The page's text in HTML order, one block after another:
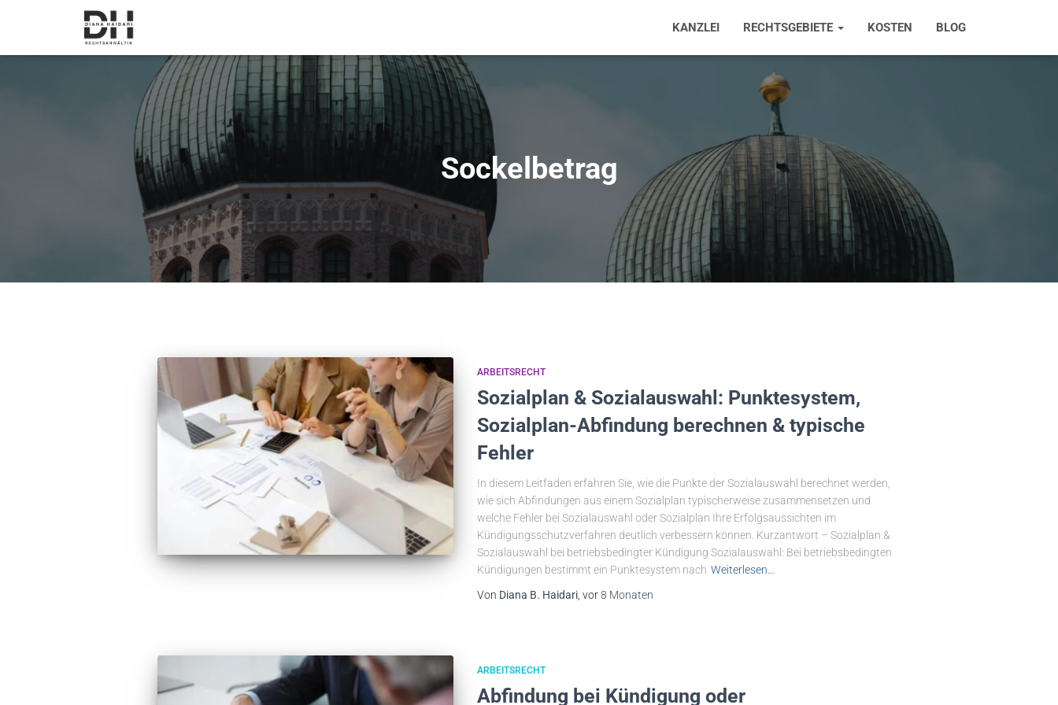
KANZLEI RECHTSGEBIETE KOSTEN BLOG
Sockelbetrag
ARBEITSRECHT
Sozialplan & Sozialauswahl: Punktesystem,
Sozialplan-Abfindung berechnen & typische
Fehler
In diesem Leitfaden erfahren Sie, wie die Punkte der Sozialauswahl berechnet werden,
wie sich Abfindungen aus einem Sozialplan typischerweise zusammensetzen und
welche Fehler bei Sozialauswahl oder Sozialplan Ihre Erfolgsaussichten im
Kündigungsschutzverfahren deutlich verbessern können. Kurzantwort – Sozialplan &
Sozialauswahl bei betriebsbedingter Kündigung Sozialauswahl: Bei betriebsbedingten
Kündigungen bestimmt ein Punktesystem nach Weiterlesen…
Von Diana B. Haidari, vor8 Monaten
ARBEITSRECHT
Abfindung bei Kündigung oder